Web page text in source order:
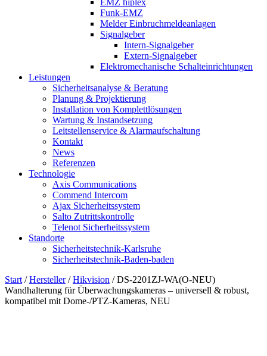
EMZ hiplex
Funk-EMZ
Melder Einbruchmeldeanlagen
Signalgeber
Intern-Signalgeber
Extern-Signalgeber
Elektromechanische Schalteinrichtungen
Leistungen
Sicherheitsanalyse & Beratung
Planung & Projektierung​
Installation von Komplettlösungen
Wartung & Instandsetzung
Leitstellenservice & Alarmaufschaltung
Kontakt
News
Referenzen
Technologie
Axis Communications
Commend Intercom
Ajax Sicherheitssystem​
Salto Zutrittskontrolle
Telenot Sicherheitssystem
Standorte
Sicherheitstechnik-Karlsruhe
Sicherheitstechnik-Baden-baden
Start /Hersteller/Hikvision / DS-2201ZJ-WA(O-NEU)
Wandhalterung für Überwachungskameras – universell & robust,
kompatibel mit Dome-/PTZ-Kameras, NEU